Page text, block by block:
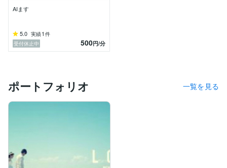
AIます
5.0 実績1 件
受付休止中
500円/分
ポートフォリオ 一覧を見る